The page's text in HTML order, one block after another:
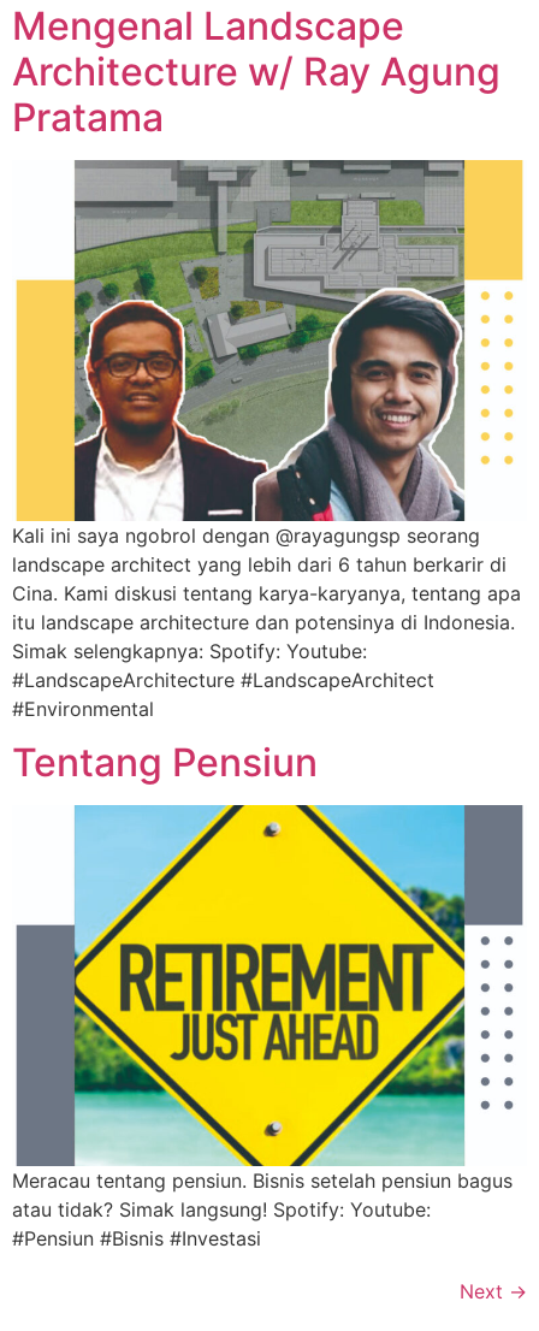
Mengenal Landscape
Architecture w/ Ray Agung
Pratama
Kali ini saya ngobrol dengan @rayagungsp seorang
landscape architect yang lebih dari 6 tahun berkarir di
Cina. Kami diskusi tentang karya-karyanya, tentang apa
itu landscape architecture dan potensinya di Indonesia.
Simak selengkapnya: Spotify: Youtube:
#LandscapeArchitecture #LandscapeArchitect
#Environmental
Tentang Pensiun
Meracau tentang pensiun. Bisnis setelah pensiun bagus
atau tidak? Simak langsung! Spotify: Youtube:
#Pensiun #Bisnis #Investasi
Next →